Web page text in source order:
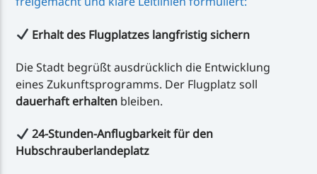
Erhalt des Flugplatzes langfristig sichern
Die Stadt begrüßt ausdrücklich die Entwicklung
eines Zukunftsprogramms. Der Flugplatz soll
dauerhaft erhalten bleiben.
24-Stunden-Anflugbarkeit für den
Hubschrauberlandeplatz